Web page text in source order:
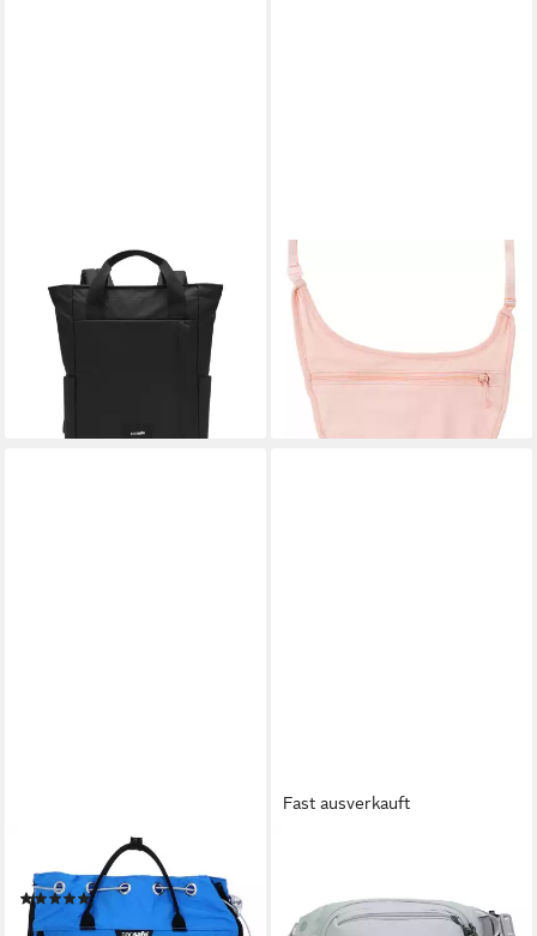
PACSAFE
Daypack Pacsafe Go,
Polyester
ab 99,90 €
lieferbar - in 2-3 Werktagen bei dir
PACSAFE
Umhängetasche Coversafe
25,00 €
-10%
lieferbar - in 2-3 Werktagen bei dir
Packsack Travelsafe
(1)
84,90 € UVP 149,90 €
Fast ausverkauft
89,90 €
lieferbar - in 2-3 Werktagen bei dir